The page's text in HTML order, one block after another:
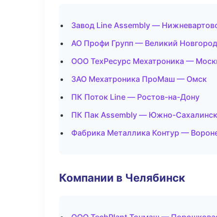
Завод Line Assembly —
АО Профи Групп — Великий Новгород
ООО ТехРесурс Мехатроника —
ЗАО Мехатроника ПроМаш — Омск
ПК Поток Line — Ростов-на-Дону
ПК Пак Assembly — Южно-Сахалинск
Фабрика Металлика Контур —
Компании в Челябинск